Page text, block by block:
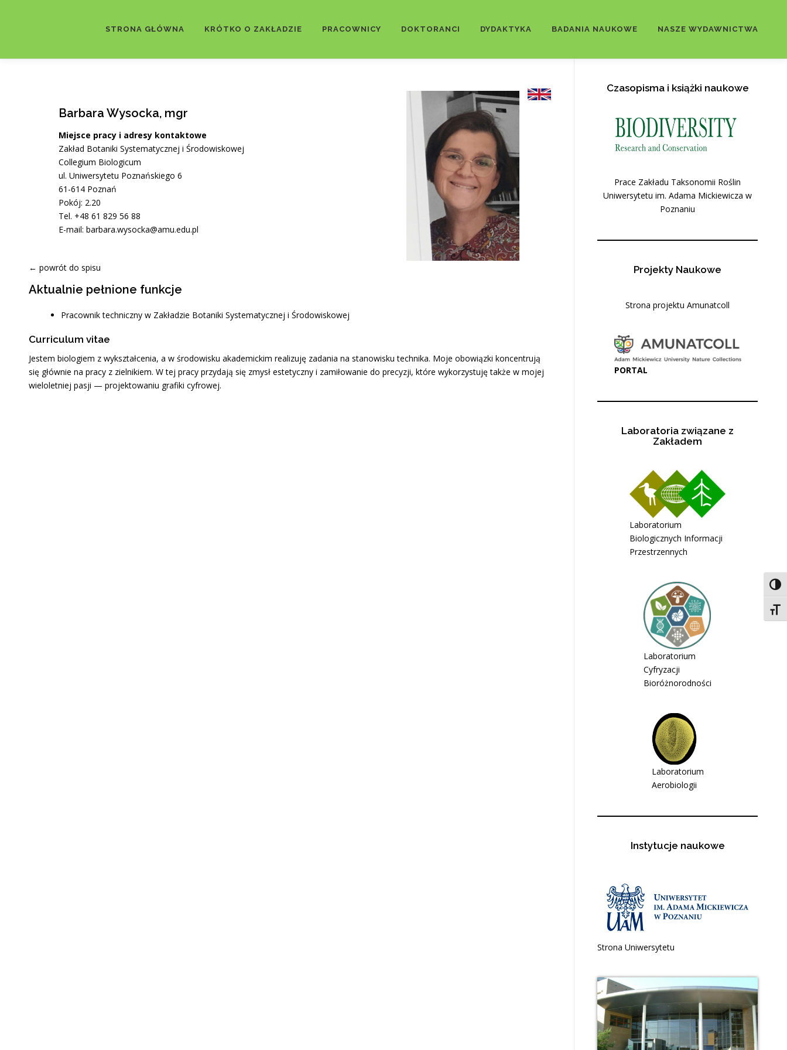
STRONA GŁÓWNA KRÓTKO O ZAKŁADZIE PRACOWNICY DOKTORANCI DYDAKTYKA BADANIA NAUKOWE NASZE WYDAWNICTWA
Barbara Wysocka, mgr
Miejsce pracy i adresy kontaktowe
Zakład Botaniki Systematycznej i Środowiskowej
Collegium Biologicum
ul. Uniwersytetu Poznańskiego 6
61-614 Poznań
Pokój: 2.20
Tel. +48 61 829 56 88
E-mail: barbara.wysocka@amu.edu.pl
← powrót do spisu
Aktualnie pełnione funkcje
Pracownik techniczny w Zakładzie Botaniki Systematycznej i Środowiskowej
Curriculum vitae
Jestem biologiem z wykształcenia, a w środowisku akademickim realizuję zadania na stanowisku technika. Moje obowiązki koncentrują
się głównie na pracy z zielnikiem. W tej pracy przydają się zmysł estetyczny i zamiłowanie do precyzji, które wykorzystuję także w mojej
wieloletniej pasji — projektowaniu grafiki cyfrowej.
Czasopisma i książki naukowe
Prace Zakładu Taksonomii Roślin
Uniwersytetu im. Adama Mickiewicza w
Poznaniu
Projekty Naukowe
Strona projektu Amunatcoll
PORTAL
Laboratoria związane z
Zakładem
Laboratorium
Biologicznych Informacji
Przestrzennych
Laboratorium
Cyfryzacji
Bioróżnorodności
Laboratorium
Aerobiologii
Instytucje naukowe
Strona Uniwersytetu